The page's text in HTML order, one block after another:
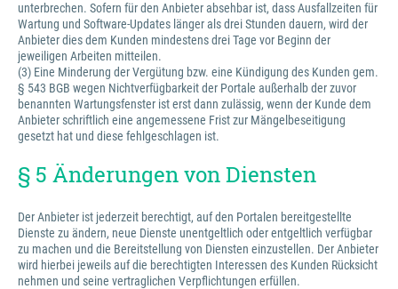
unterbrechen. Sofern für den Anbieter absehbar ist, dass Ausfallzeiten für
Wartung und Software-Updates länger als drei Stunden dauern, wird der
Anbieter dies dem Kunden mindestens drei Tage vor Beginn der
jeweiligen Arbeiten mitteilen.
(3) Eine Minderung der Vergütung bzw. eine Kündigung des Kunden gem.
§ 543 BGB wegen Nichtverfügbarkeit der Portale außerhalb der zuvor
benannten Wartungsfenster ist erst dann zulässig, wenn der Kunde dem
Anbieter schriftlich eine angemessene Frist zur Mängelbeseitigung
gesetzt hat und diese fehlgeschlagen ist.
§ 5 Änderungen von Diensten
Der Anbieter ist jederzeit berechtigt, auf den Portalen bereitgestellte
Dienste zu ändern, neue Dienste unentgeltlich oder entgeltlich verfügbar
zu machen und die Bereitstellung von Diensten einzustellen. Der Anbieter
wird hierbei jeweils auf die berechtigten Interessen des Kunden Rücksicht
nehmen und seine vertraglichen Verpflichtungen erfüllen.